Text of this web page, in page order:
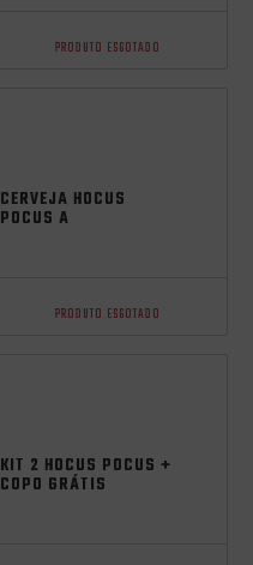
PRODUTO ESGOTADO
CERVEJA HOCUS
POCUS A
PRODUTO ESGOTADO
KIT 2 HOCUS POCUS +
COPO GRÁTIS